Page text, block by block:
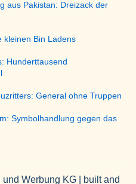
aus Pakistan: Dreizack der
kleinen Bin Ladens
Hunderttausend
General ohne Truppen
Symbolhandlung gegen das
Werbung KG | built and